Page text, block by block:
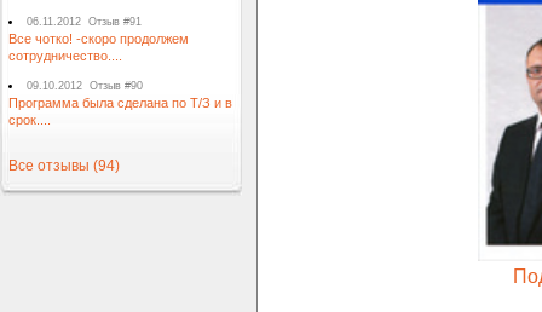
06.11.2012 Отзыв #91
Все чотко! -скоро продолжем
сотрудничество....
09.10.2012 Отзыв #90
Программа была сделана по Т/З и в
срок....
Все отзывы (94)